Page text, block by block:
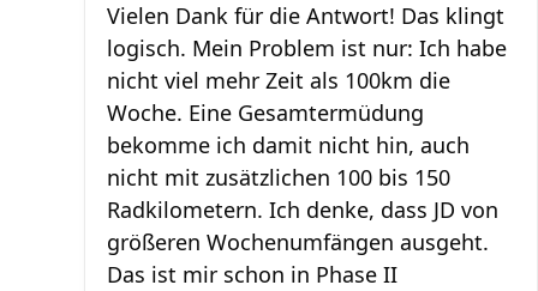
Vielen Dank für die Antwort! Das klingt
logisch. Mein Problem ist nur: Ich habe
nicht viel mehr Zeit als 100km die
Woche. Eine Gesamtermüdung
bekomme ich damit nicht hin, auch
nicht mit zusätzlichen 100 bis 150
Radkilometern. Ich denke, dass JD von
größeren Wochenumfängen ausgeht.
Das ist mir schon in Phase II